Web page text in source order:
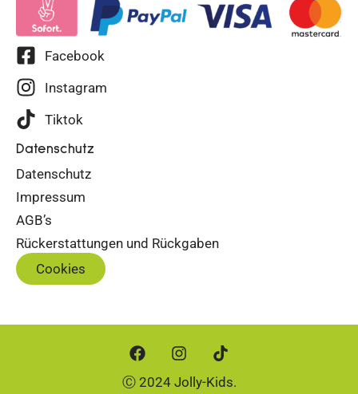
Facebook
Instagram
Tiktok
Datenschutz
Datenschutz
Impressum
AGB’s
Rückerstattungen und Rückgaben
Cookies
Ⓒ 2024 Jolly-Kids.